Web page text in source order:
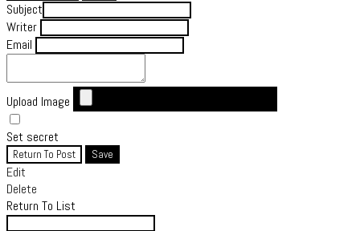
Subject
Writer
Email
Upload Image
Set secret
Return To Post Save
Edit
Delete
Return To List